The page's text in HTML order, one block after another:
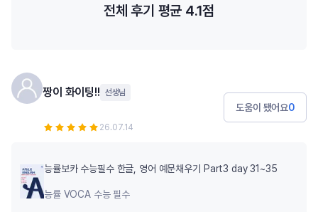
전체 후기 평균 4.1점
짱이 화이팅!! 선생님
26.07.14
도움이 됐어요0
능률보카 수능필수 한글, 영어 예문채우기 Part3 day 31~35
능률 VOCA 수능 필수